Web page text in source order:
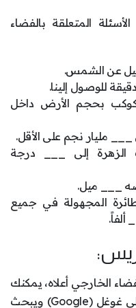
المتعلقة بالفضاء
عن الشمس.
للوصول إلينا.
بحجم الأرض داخل
مليار نجم على الأقل.
إلى ___ درجة
___ ميل.
المجهولة في جميع
الخارجي أعلاه، يمكنك
جعل كل متعلم في صفك يذهب إلى غوغل (Google) ويبحث